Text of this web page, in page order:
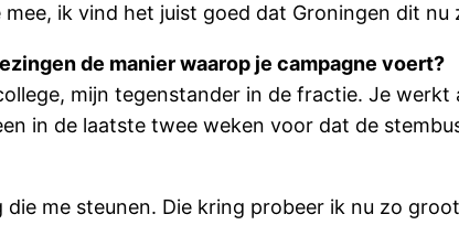
ik vind het juist goed dat Groningen dit nu
de manier waarop je campagne voert?
mijn tegenstander in de fractie. Je
in de laatste twee weken voor dat de
die me steunen. Die kring probeer ik nu zo